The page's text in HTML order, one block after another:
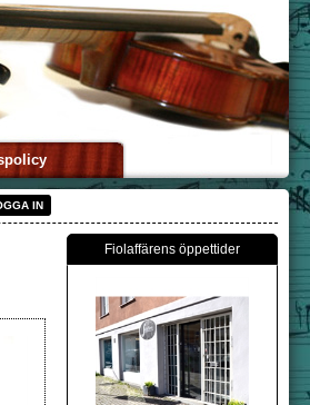
IN
Fiolaffärens öppettider